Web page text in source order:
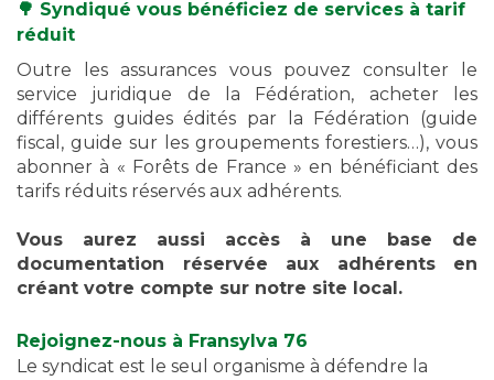
🌳 Syndiqué vous bénéficiez de services à tarif
réduit
Outre les assurances vous pouvez consulter le
service juridique de la Fédération, acheter les
différents guides édités par la Fédération (guide
fiscal, guide sur les groupements forestiers…), vous
abonner à « Forêts de France » en bénéficiant des
tarifs réduits réservés aux adhérents.
Vous aurez aussi accès à une base de
documentation réservée aux adhérents en
créant votre compte sur notre site local.
Rejoignez-nous à Fransylva 76
Le syndicat est le seul organisme à défendre la